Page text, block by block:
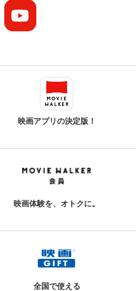
映画アプリの決定版！
映画体験を、オトクに。
全国で使える